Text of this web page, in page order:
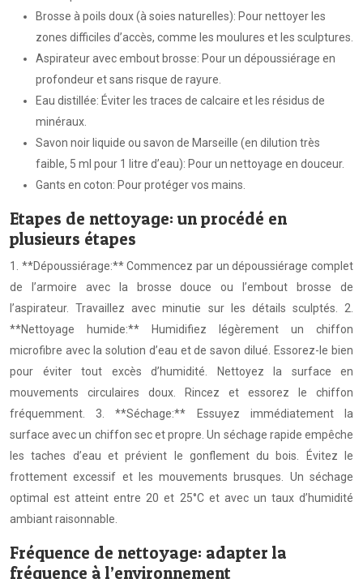
Brosse à poils doux (à soies naturelles): Pour nettoyer les
zones difficiles d’accès, comme les moulures et les sculptures.
Aspirateur avec embout brosse: Pour un dépoussiérage en
profondeur et sans risque de rayure.
Eau distillée: Éviter les traces de calcaire et les résidus de
minéraux.
Savon noir liquide ou savon de Marseille (en dilution très
faible, 5 ml pour 1 litre d’eau): Pour un nettoyage en douceur.
Gants en coton: Pour protéger vos mains.
Etapes de nettoyage: un procédé en
plusieurs étapes
1. **Dépoussiérage:** Commencez par un dépoussiérage complet
de l’armoire avec la brosse douce ou l’embout brosse de
l’aspirateur. Travaillez avec minutie sur les détails sculptés. 2.
**Nettoyage humide:** Humidifiez légèrement un chiffon
microfibre avec la solution d’eau et de savon dilué. Essorez-le bien
pour éviter tout excès d’humidité. Nettoyez la surface en
mouvements circulaires doux. Rincez et essorez le chiffon
fréquemment. 3. **Séchage:** Essuyez immédiatement la
surface avec un chiffon sec et propre. Un séchage rapide empêche
les taches d’eau et prévient le gonflement du bois. Évitez le
frottement excessif et les mouvements brusques. Un séchage
optimal est atteint entre 20 et 25°C et avec un taux d’humidité
ambiant raisonnable.
Fréquence de nettoyage: adapter la
fréquence à l’environnement